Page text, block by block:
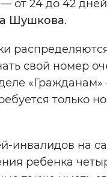
— от 24 до 42
Шушкова.
свой номер
инвалидов на
ребенка